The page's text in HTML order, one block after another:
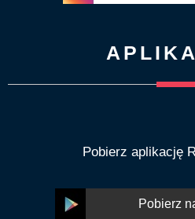
Pobierz aplikację
Pobierz